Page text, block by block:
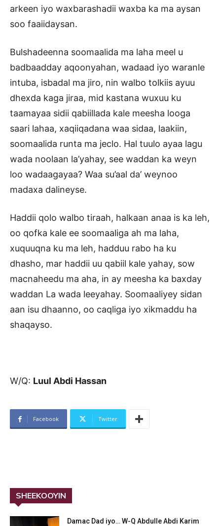
arkeen iyo waxbarashadii waxba ka ma aysan
soo faaiidaysan.
Bulshadeenna soomaalida ma laha meel u
badbaadday aqoonyahan, wadaad iyo waranle
intuba, isbadal ma jiro, nin walbo tolkiis ayuu
dhexda kaga jiraa, mid kastana wuxuu ku
taamayaa sidii qabiillada kale meesha looga
saari lahaa, xaqiiqadana waa sidaa, laakiin,
soomaalida runta ma jeclo. Hal tuulo ayaa lagu
wada noolaan la’yahay, see waddan ka weyn
loo wadaagayaa? Waa su’aal da’ weynoo
madaxa dalineyse.
Haddii qolo walbo tiraah, halkaan anaa is ka leh,
oo qofka kale ee soomaaliga ah ma laha,
xuquuqna ku ma leh, hadduu rabo ha ku
dhasho, mar haddii uu qabiil kale yahay, sow
macnaheedu ma aha, in ay meesha ka baxday
waddan La wada leeyahay. Soomaaliyey sidan
aan isu dhaanno, oo caqliga iyo xikmaddu ha
shaqayso.
W/Q: Luul Abdi Hassan
Facebook Twitter
SHEEKOOYIN
Damac Dad iyo… W-Q Abdulle Abdi Karim